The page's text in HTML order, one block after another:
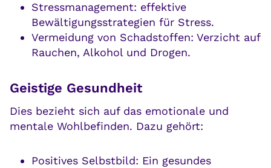
Stressmanagement: effektive
Bewältigungsstrategien für Stress.
Vermeidung von Schadstoffen: Verzicht auf
Rauchen, Alkohol und Drogen.
Geistige Gesundheit
Dies bezieht sich auf das emotionale und
mentale Wohlbefinden. Dazu gehört:
Positives Selbstbild: Ein gesundes